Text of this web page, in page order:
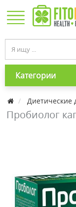
Категории
Диетические
Пробиолог